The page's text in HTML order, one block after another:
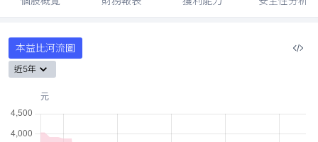
本益比河流圖
近5年